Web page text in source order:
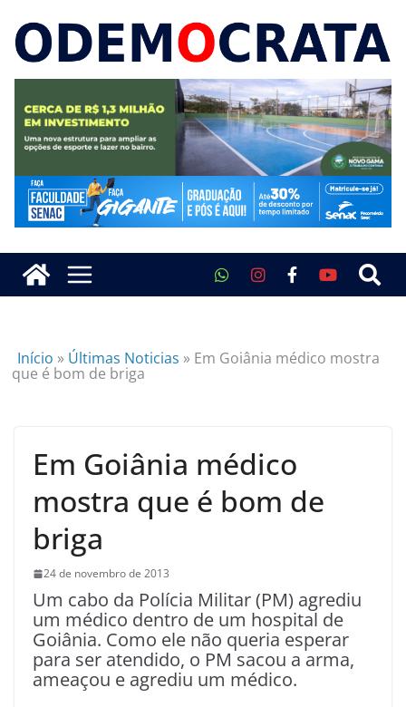
Início » Últimas Noticias » Em Goiânia médico mostra
que é bom de briga
Em Goiânia médico
mostra que é bom de
briga
24 de novembro de 2013
Um cabo da Polícia Militar (PM) agrediu
um médico dentro de um hospital de
Goiânia. Como ele não queria esperar
para ser atendido, o PM sacou a arma,
ameaçou e agrediu um médico.